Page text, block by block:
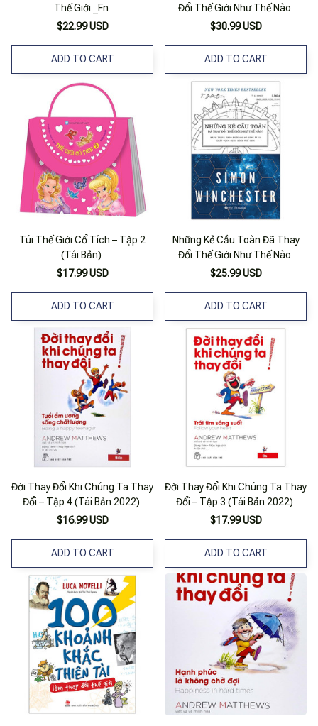
Thế Giới _Fn
$22.99 USD
ADD TO CART
Đổi Thế Giới Như Thế Nào
$30.99 USD
ADD TO CART
Túi Thế Giới Cổ Tích – Tập 2
(Tái Bản)
$17.99 USD
ADD TO CART
Những Kẻ Cầu Toàn Đã Thay
Đổi Thế Giới Như Thế Nào
$25.99 USD
ADD TO CART
Đời Thay Đổi Khi Chúng Ta Thay
Đổi – Tập 4 (Tái Bản 2022)
$16.99 USD
ADD TO CART
Đời Thay Đổi Khi Chúng Ta Thay
Đổi – Tập 3 (Tái Bản 2022)
$17.99 USD
ADD TO CART